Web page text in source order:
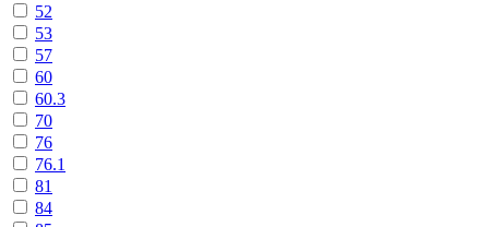
52
53
57
60
60.3
70
76
76.1
81
84